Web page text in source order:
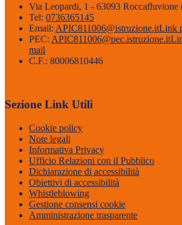
Via Leopardi, 1 - 63093 Roccafluvione
Tel: 0736365145
Email: APIC811006@istruzione.itLink
PEC: APIC811006@pec.istruzione.it
mail
C.F.: 80006810446
Sezione Link Utili
Cookie policy
Note legali
Informativa Privacy
Ufficio Relazioni con il Pubblico
Dichiarazione di accessibilità
Obiettivi di accessibilità
Whistleblowing
Gestione consensi cookie
Amministrazione trasparente